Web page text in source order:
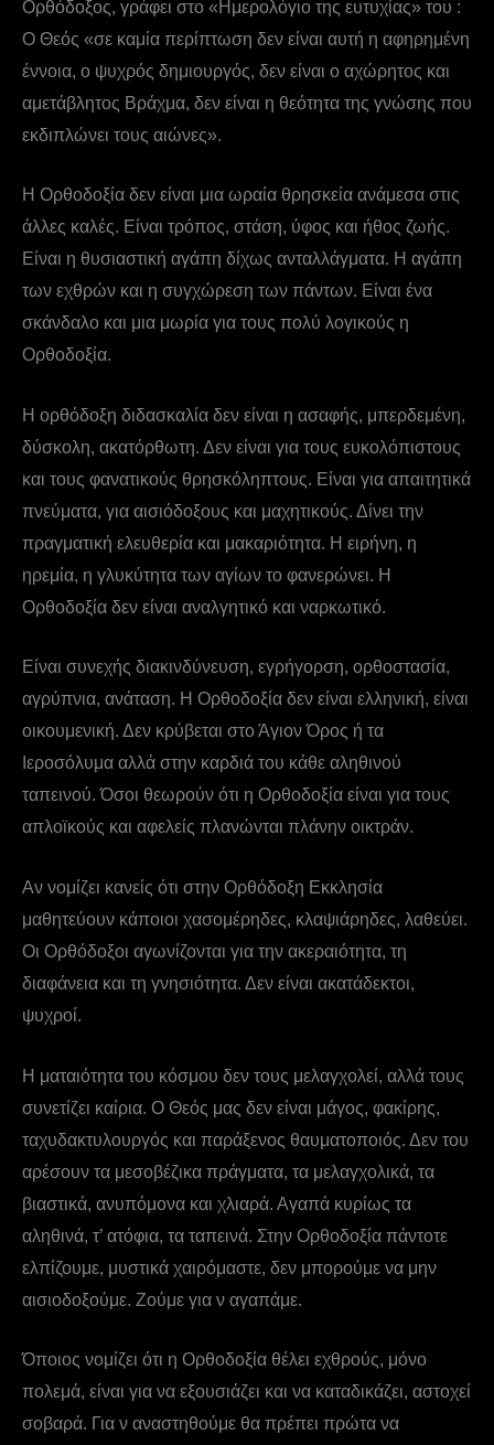
Ορθόδοξος, γράφει στο «Ημερολόγιο της ευτυχίας» του :
Ο Θεός «σε καμία περίπτωση δεν είναι αυτή η αφηρημένη
έννοια, ο ψυχρός δημιουργός, δεν είναι ο αχώρητος και
αμετάβλητος Βράχμα, δεν είναι η θεότητα της γνώσης που
εκδιπλώνει τους αιώνες».
Η Ορθοδοξία δεν είναι μια ωραία θρησκεία ανάμεσα στις
άλλες καλές. Είναι τρόπος, στάση, ύφος και ήθος ζωής.
Είναι η θυσιαστική αγάπη δίχως ανταλλάγματα. Η αγάπη
των εχθρών και η συγχώρεση των πάντων. Είναι ένα
σκάνδαλο και μια μωρία για τους πολύ λογικούς η
Ορθοδοξία.
Η ορθόδοξη διδασκαλία δεν είναι η ασαφής, μπερδεμένη,
δύσκολη, ακατόρθωτη. Δεν είναι για τους ευκολόπιστους
και τους φανατικούς θρησκόληπτους. Είναι για απαιτητικά
πνεύματα, για αισιόδοξους και μαχητικούς. Δίνει την
πραγματική ελευθερία και μακαριότητα. Η ειρήνη, η
ηρεμία, η γλυκύτητα των αγίων το φανερώνει. Η
Ορθοδοξία δεν είναι αναλγητικό και ναρκωτικό.
Είναι συνεχής διακινδύνευση, εγρήγορση, ορθοστασία,
αγρύπνια, ανάταση. Η Ορθοδοξία δεν είναι ελληνική, είναι
οικουμενική. Δεν κρύβεται στο Άγιον Όρος ή τα
Ιεροσόλυμα αλλά στην καρδιά του κάθε αληθινού
ταπεινού. Όσοι θεωρούν ότι η Ορθοδοξία είναι για τους
απλοϊκούς και αφελείς πλανώνται πλάνην οικτράν.
Αν νομίζει κανείς ότι στην Ορθόδοξη Εκκλησία
μαθητεύουν κάποιοι χασομέρηδες, κλαψιάρηδες, λαθεύει.
Οι Ορθόδοξοι αγωνίζονται για την ακεραιότητα, τη
διαφάνεια και τη γνησιότητα. Δεν είναι ακατάδεκτοι,
ψυχροί.
Η ματαιότητα του κόσμου δεν τους μελαγχολεί, αλλά τους
συνετίζει καίρια. Ο Θεός μας δεν είναι μάγος, φακίρης,
ταχυδακτυλουργός και παράξενος θαυματοποιός. Δεν του
αρέσουν τα μεσοβέζικα πράγματα, τα μελαγχολικά, τα
βιαστικά, ανυπόμονα και χλιαρά. Αγαπά κυρίως τα
αληθινά, τ’ ατόφια, τα ταπεινά. Στην Ορθοδοξία πάντοτε
ελπίζουμε, μυστικά χαιρόμαστε, δεν μπορούμε να μην
αισιοδοξούμε. Ζούμε για ν αγαπάμε.
Όποιος νομίζει ότι η Ορθοδοξία θέλει εχθρούς, μόνο
πολεμά, είναι για να εξουσιάζει και να καταδικάζει, αστοχεί
σοβαρά. Για ν αναστηθούμε θα πρέπει πρώτα να